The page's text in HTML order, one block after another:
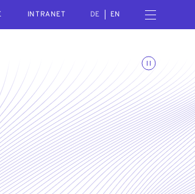
INTRANET
DE EN Menü öffnen
Animationen umschalten